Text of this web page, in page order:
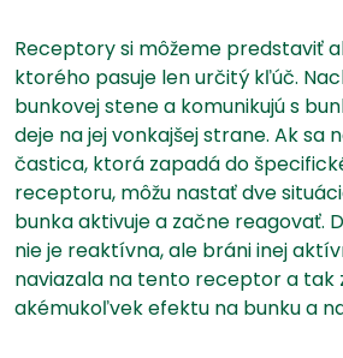
Receptory si môžeme predstaviť
ktorého pasuje len určitý kľúč.
bunkovej stene a komunikujú s
deje na jej vonkajšej strane. Ak sa
častica, ktorá zapadá do
receptoru, môžu nastať dve
bunka aktivuje a začne reagovať.
nie je reaktívna, ale bráni inej
naviazala na tento receptor a tak
akémukoľvek efektu na bunku a